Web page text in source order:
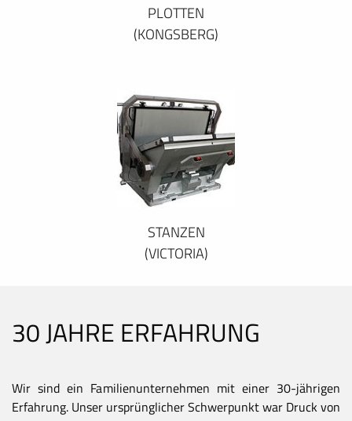
PLOTTEN
(KONGSBERG)
STANZEN
(VICTORIA)
30 JAHRE ERFAHRUNG
Wir sind ein Familienunternehmen mit einer 30-jährigen
Erfahrung. Unser ursprünglicher Schwerpunkt war Druck von